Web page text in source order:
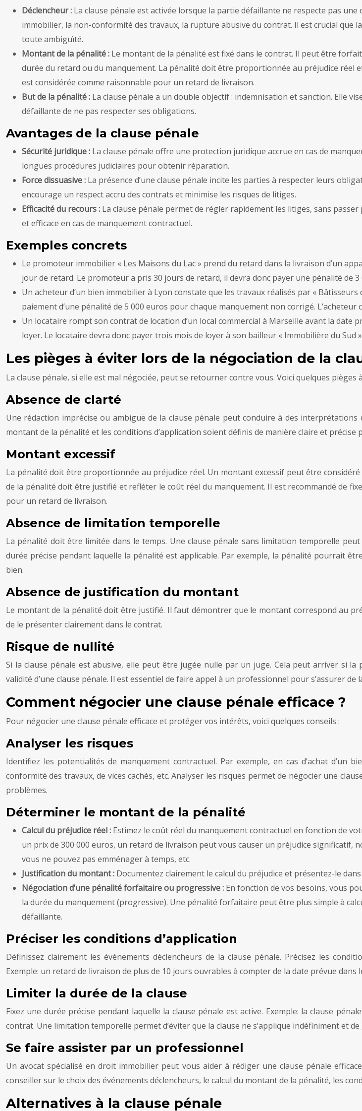
Déclencheur : La clause pénale est activée lorsque la partie défaillante ne respecte pas
immobilier, la non-conformité des travaux, la rupture abusive du contrat. Il est crucial que
toute ambiguïté.
Montant de la pénalité : Le montant de la pénalité est fixé dans le contrat. Il peut être
durée du retard ou du manquement. La pénalité doit être proportionnée au préjudice réel
est considérée comme raisonnable pour un retard de livraison.
But de la pénalité : La clause pénale a un double objectif : indemnisation et sanction. Elle
défaillante de ne pas respecter ses obligations.
Avantages de la clause pénale
Sécurité juridique : La clause pénale offre une protection juridique accrue en cas de
longues procédures judiciaires pour obtenir réparation.
Force dissuasive : La présence d’une clause pénale incite les parties à respecter leurs
encourage un respect accru des contrats et minimise les risques de litiges.
Efficacité du recours : La clause pénale permet de régler rapidement les litiges, sans
et efficace en cas de manquement contractuel.
Exemples concrets
Le promoteur immobilier « Les Maisons du Lac » prend du retard dans la livraison d’un
jour de retard. Le promoteur a pris 30 jours de retard, il devra donc payer une pénalité de 3
Un acheteur d’un bien immobilier à Lyon constate que les travaux réalisés par «
paiement d’une pénalité de 5 000 euros pour chaque manquement non corrigé.
Un locataire rompt son contrat de location d’un local commercial à Marseille avant la date
loyer. Le locataire devra donc payer trois mois de loyer à son bailleur « Immobilière du Sud
Les pièges à éviter lors de la négociation de la
La clause pénale, si elle est mal négociée, peut se retourner contre vous. Voici quelques pièges
Absence de clarté
Une rédaction imprécise ou ambiguë de la clause pénale peut conduire à des
montant de la pénalité et les conditions d’application soient définis de manière claire et
Montant excessif
La pénalité doit être proportionnée au préjudice réel. Un montant excessif peut être
de la pénalité doit être justifié et refléter le coût réel du manquement. Il est recommandé de
pour un retard de livraison.
Absence de limitation temporelle
La pénalité doit être limitée dans le temps. Une clause pénale sans limitation temporelle
durée précise pendant laquelle la pénalité est applicable. Par exemple, la pénalité pourrait
bien.
Absence de justification du montant
Le montant de la pénalité doit être justifié. Il faut démontrer que le montant correspond au
de le présenter clairement dans le contrat.
Risque de nullité
Si la clause pénale est abusive, elle peut être jugée nulle par un juge. Cela peut arriver si
validité d’une clause pénale. Il est essentiel de faire appel à un professionnel pour s’assurer de
Comment négocier une clause pénale efficace ?
Pour négocier une clause pénale efficace et protéger vos intérêts, voici quelques conseils :
Analyser les risques
Identifiez les potentialités de manquement contractuel. Par exemple, en cas d’achat
conformité des travaux, de vices cachés, etc. Analyser les risques permet de négocier une
problèmes.
Déterminer le montant de la pénalité
Calcul du préjudice réel : Estimez le coût réel du manquement contractuel en fonction de
un prix de 300 000 euros, un retard de livraison peut vous causer un préjudice significatif,
vous ne pouvez pas emménager à temps, etc.
Justification du montant : Documentez clairement le calcul du préjudice et présentez-le
Négociation d’une pénalité forfaitaire ou progressive : En fonction de vos besoins, vous
la durée du manquement (progressive). Une pénalité forfaitaire peut être plus simple à
défaillante.
Préciser les conditions d’application
Définissez clairement les événements déclencheurs de la clause pénale. Précisez les
Exemple: un retard de livraison de plus de 10 jours ouvrables à compter de la date prévue dans
Limiter la durée de la clause
Fixez une durée précise pendant laquelle la clause pénale est active. Exemple: la clause
contrat. Une limitation temporelle permet d’éviter que la clause ne s’applique indéfiniment et
Se faire assister par un professionnel
Un avocat spécialisé en droit immobilier peut vous aider à rédiger une clause pénale
conseiller sur le choix des événements déclencheurs, le calcul du montant de la pénalité, les
Alternatives à la clause pénale